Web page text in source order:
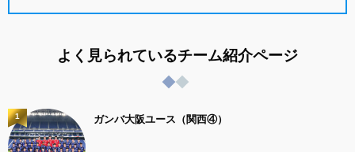
よく見られているチーム紹介ページ
ガンバ大阪ユース（関西④）
1